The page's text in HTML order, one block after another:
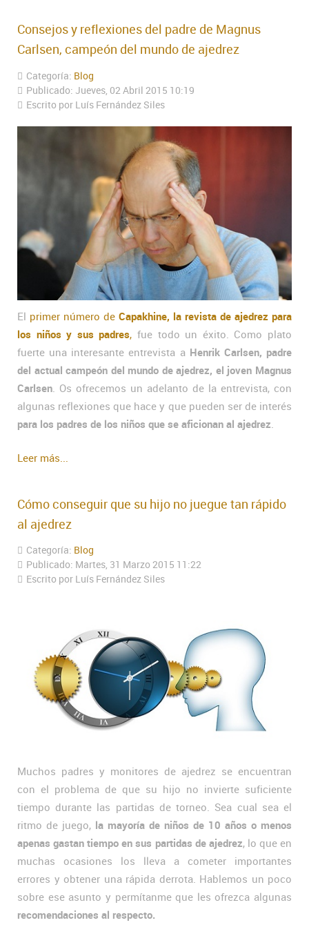
Consejos y reflexiones del padre de Magnus
Carlsen, campeón del mundo de ajedrez
Categoría: Blog
Publicado: Jueves, 02 Abril 2015 10:19
Escrito por Luís Fernández Siles
El primer número de Capakhine, la revista de ajedrez para
los niños y sus padres,fue todo un éxito. Como plato
fuerte una interesante entrevista a Henrik Carlsen, padre
del actual campeón del mundo de ajedrez, el joven Magnus
Carlsen. Os ofrecemos un adelanto de la entrevista, con
algunas reflexiones que hace y que pueden ser de interés
para los padres de los niños que se aficionan al ajedrez.
Leer más...
Cómo conseguir que su hijo no juegue tan rápido
al ajedrez
Categoría: Blog
Publicado: Martes, 31 Marzo 2015 11:22
Escrito por Luís Fernández Siles
Muchos padres y monitores de ajedrez se encuentran
con el problema de que su hijo no invierte suficiente
tiempo durante las partidas de torneo. Sea cual sea el
ritmo de juego, la mayoría de niños de 10 años o menos
apenas gastan tiempo en sus partidas de ajedrez, lo que en
muchas ocasiones los lleva a cometer importantes
errores y obtener una rápida derrota. Hablemos un poco
sobre ese asunto y permítanme que les ofrezca algunas
recomendaciones al respecto.